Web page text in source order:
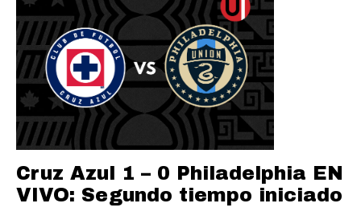
Cruz Azul 1 – 0 Philadelphia EN
VIVO: Segundo tiempo iniciado